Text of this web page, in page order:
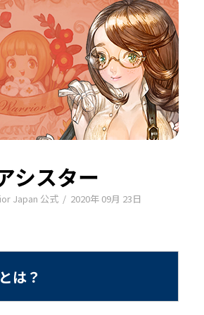
シスター
Japan 公式 / 2020年 09月 23日
は？